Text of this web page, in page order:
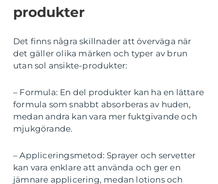
produkter
Det finns några skillnader att överväga när
det gäller olika märken och typer av brun
utan sol ansikte-produkter:
– Formula: En del produkter kan ha en lättare
formula som snabbt absorberas av huden,
medan andra kan vara mer fuktgivande och
mjukgörande.
– Appliceringsmetod: Sprayer och servetter
kan vara enklare att använda och ger en
jämnare applicering, medan lotions och